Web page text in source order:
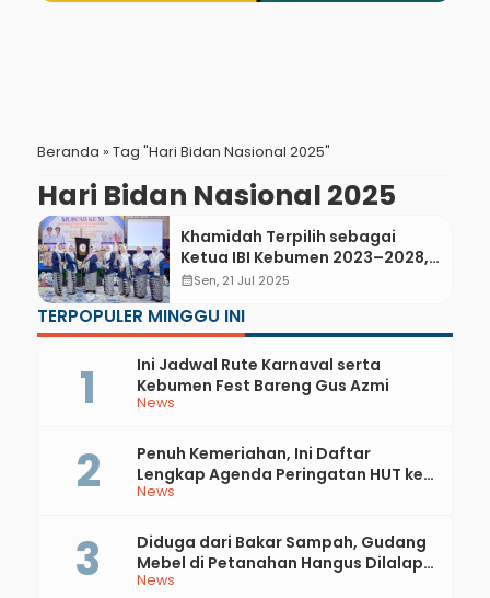
Beranda » Tag "Hari Bidan Nasional 2025"
Hari Bidan Nasional 2025
Khamidah Terpilih sebagai
Ketua IBI Kebumen 2023–2028,
Siap Kolaborasi dan Perkuat
calendar_monthSen, 21 Jul 2025
TERPOPULER MINGGU INI
News
Ini Jadwal Rute Karnaval serta
Kebumen Fest Bareng Gus Azmi
News
Penuh Kemeriahan, Ini Daftar
Lengkap Agenda Peringatan HUT ke-
81 RI dan Hari Jadi ke-397 Kabupaten
News
Diduga dari Bakar Sampah, Gudang
Mebel di Petanahan Hangus Dilalap
Api